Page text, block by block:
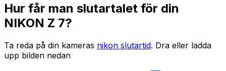
Hur får man slutartalet för din
NIKON Z 7?
Ta reda på din kameras nikon slutartid. Dra eller ladda
upp bilden nedan